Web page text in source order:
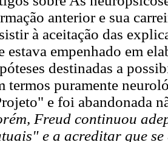
anterior e sua
à aceitação das
estava empenhado em
destinadas a
termos puramente
e foi abandonada
Freud continuou
e a acreditar que